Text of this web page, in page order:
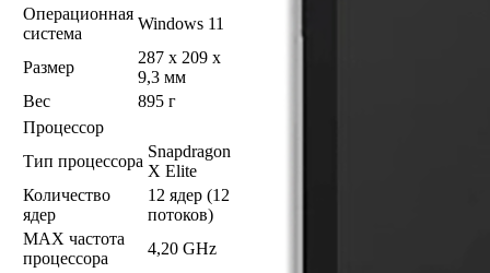
Операционная
система
Windows 11
Размер
287 x 209 x
9,3 мм
Вес
895 г
Процессор
Тип процессора
Snapdragon
X Elite
Количество
ядер
12 ядер (12
потоков)
MAX частота
процессора
4,20 GHz